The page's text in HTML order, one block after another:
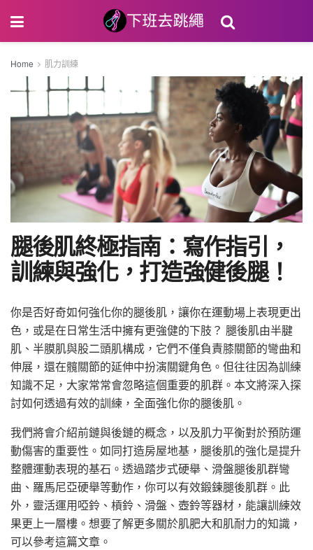
Home 肌力訓練
腿後肌終極指南：寫作指引，
訓練與強化，打造強健後腿！
你是否好奇如何強化你的腿後肌，讓你在運動場上表現更出
色，或是在日常生活中擁有更強健的下肢？ 腿後肌由半腱
肌、半膜肌與股二頭肌構成，它們不僅負責膝關節的彎曲和
伸展，還在髖關節的延伸中扮演關鍵角色。但往往因為訓練
知識不足，大家常常會忽略這個重要的肌群。本文將深入探
討如何透過有效的訓練，全面強化你的腿後肌。
我們將會介紹前鏈與後鏈的概念，以及肌力平衡對於預防運
動傷害的重要性。如同打造房屋地基，腿後肌的強化是提升
整體運動表現的基石。透過踏步式硬舉、滑盤腿後肌群彎
曲、羅馬尼亞硬舉等動作，你可以有效鍛鍊腿後肌群。此
外，靈活運用啞鈴、槓鈴、滑盤、壺鈴等器材，能讓訓練效
果更上一層樓。想要了解更多關於肌肥大和肌耐力的知識，
可以參考這篇文章。